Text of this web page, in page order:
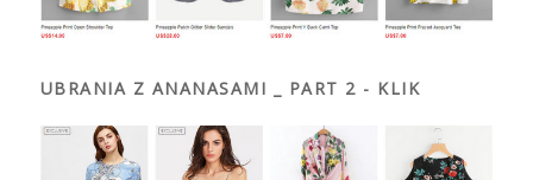
UBRANIA Z ANANASAMI _ PART 2 - KLIK